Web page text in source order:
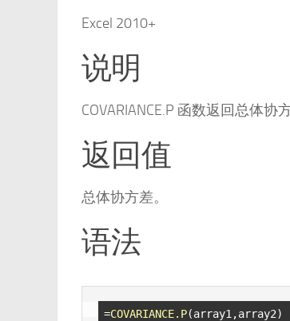
Excel 2010+
说明
COVARIANCE.P 函数返回总体
返回值
总体协方差。
语法
=COVARIANCE.P(array1,array2)